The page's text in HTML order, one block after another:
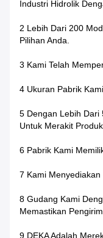
Industri Hidrolik
2 Lebih Dari 200
Pilihan Anda.
3 Kami Telah
4 Ukuran Pabrik
5 Dengan Lebih Dari
Untuk Merakit
6 Pabrik Kami
7 Kami
8 Gudang Kami
Memastikan
9 DEKA Adalah